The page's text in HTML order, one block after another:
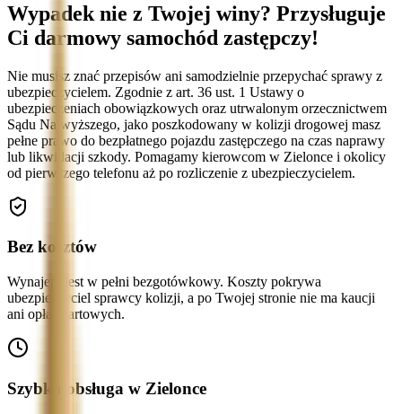
Wypadek nie z Twojej winy? Przysługuje
Ci darmowy samochód zastępczy!
Nie musisz znać przepisów ani samodzielnie przepychać sprawy z
ubezpieczycielem. Zgodnie z art. 36 ust. 1 Ustawy o
ubezpieczeniach obowiązkowych oraz utrwalonym orzecznictwem
Sądu Najwyższego, jako poszkodowany w kolizji drogowej masz
pełne prawo do bezpłatnego pojazdu zastępczego na czas naprawy
lub likwidacji szkody. Pomagamy kierowcom w Zielonce i okolicy
od pierwszego telefonu aż po rozliczenie z ubezpieczycielem.
Bez kosztów
Wynajem jest w pełni bezgotówkowy. Koszty pokrywa
ubezpieczyciel sprawcy kolizji, a po Twojej stronie nie ma kaucji
ani opłat startowych.
Szybka obsługa w Zielonce